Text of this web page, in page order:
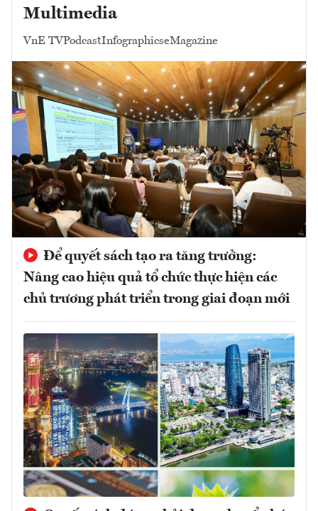
Multimedia
VnE TVPodcastInfographicseMagazine
Để quyết sách tạo ra tăng trưởng:
Nâng cao hiệu quả tổ chức thực hiện các
chủ trương phát triển trong giai đoạn mới